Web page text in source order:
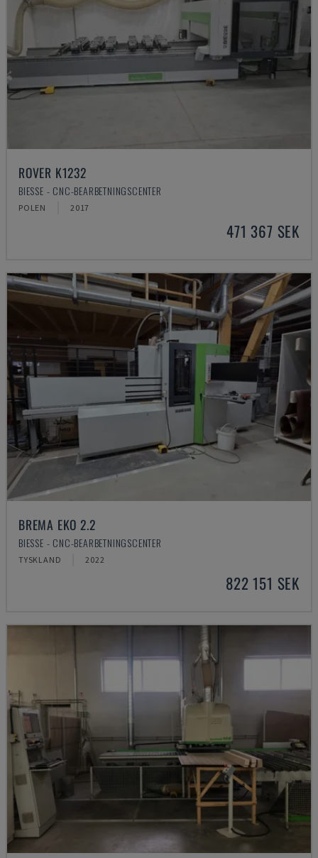
ROVER K1232
BIESSE - CNC-BEARBETNINGSCENTER
POLEN 2017
471 367 SEK
BREMA EKO 2.2
BIESSE - CNC-BEARBETNINGSCENTER
TYSKLAND 2022
822 151 SEK